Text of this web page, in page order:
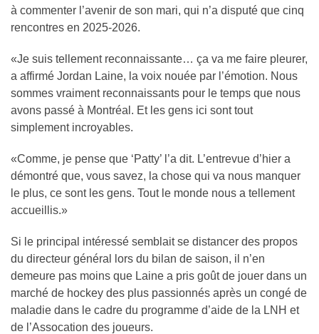
à commenter l’avenir de son mari, qui n’a disputé que cinq
rencontres en 2025-2026.
«Je suis tellement reconnaissante… ça va me faire pleurer,
a affirmé Jordan Laine, la voix nouée par l’émotion. Nous
sommes vraiment reconnaissants pour le temps que nous
avons passé à Montréal. Et les gens ici sont tout
simplement incroyables.
«Comme, je pense que ‘Patty’ l’a dit. L’entrevue d’hier a
démontré que, vous savez, la chose qui va nous manquer
le plus, ce sont les gens. Tout le monde nous a tellement
accueillis.»
Si le principal intéressé semblait se distancer des propos
du directeur général lors du bilan de saison, il n’en
demeure pas moins que Laine a pris goût de jouer dans un
marché de hockey des plus passionnés après un congé de
maladie dans le cadre du programme d’aide de la LNH et
de l’Assocation des joueurs.